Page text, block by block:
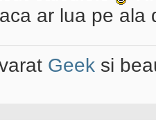
ar lua pe ala
Geek si